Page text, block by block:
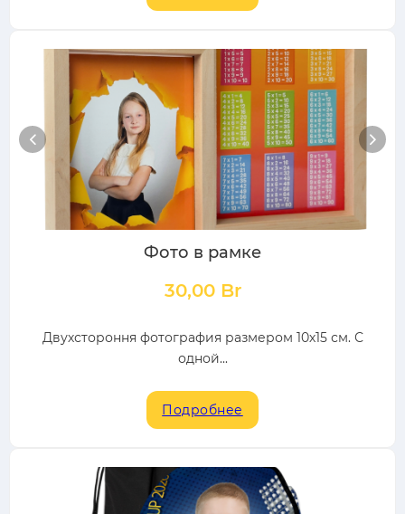
Фото в рамке
30,00 Br
Двухстороння фотография размером 10х15 см. С
одной...
Подробнее